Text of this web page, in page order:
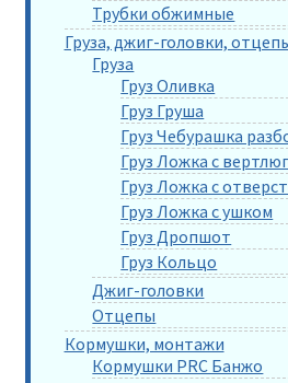
Трубки обжимные
Груза, джиг-головки,
Груза
Груз Оливка
Груз Груша
Груз Чебурашка
Груз Ложка с
Груз Ложка с
Груз Ложка с ушком
Груз Дропшот
Груз Кольцо
Джиг-головки
Отцепы
Кормушки, монтажи
Кормушки PRC Банжо